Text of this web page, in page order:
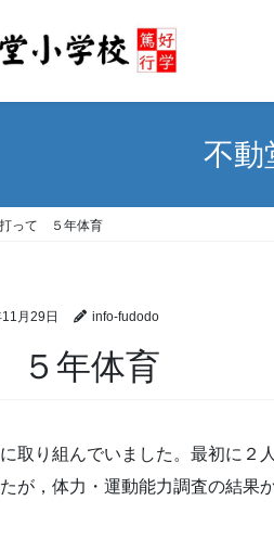
不動
って ５年体育
月29日 info-fudodo
５年体育
取り組んでいました。最初に２
が，体力・運動能力調査の結果